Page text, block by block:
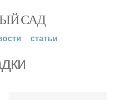
САД
статьи